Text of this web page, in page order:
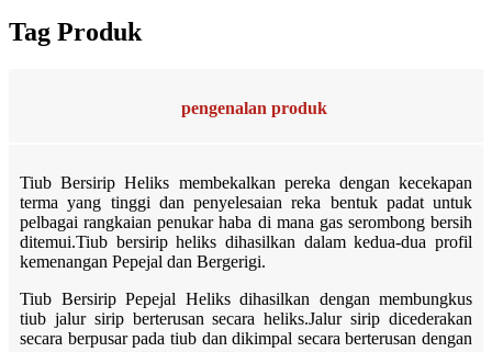
Tag Produk
pengenalan produk
Tiub Bersirip Heliks membekalkan pereka dengan kecekapan
terma yang tinggi dan penyelesaian reka bentuk padat untuk
pelbagai rangkaian penukar haba di mana gas serombong bersih
ditemui.Tiub bersirip heliks dihasilkan dalam kedua-dua profil
kemenangan Pepejal dan Bergerigi.
Tiub Bersirip Pepejal Heliks dihasilkan dengan membungkus
tiub jalur sirip berterusan secara heliks.Jalur sirip dicederakan
secara berpusar pada tiub dan dikimpal secara berterusan dengan